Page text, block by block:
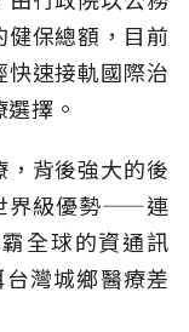
保總額，目前
速接軌國際治
擇。
背後強大的後
界級優勢——連
全球的資通訊
台灣城鄉醫療差